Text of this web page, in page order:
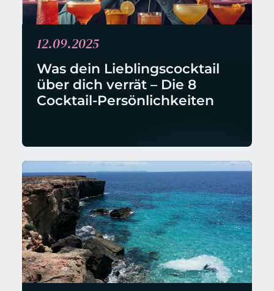
12.09.2025
Was dein Lieblingscocktail
über dich verrät – Die 8
Cocktail-Persönlichkeiten